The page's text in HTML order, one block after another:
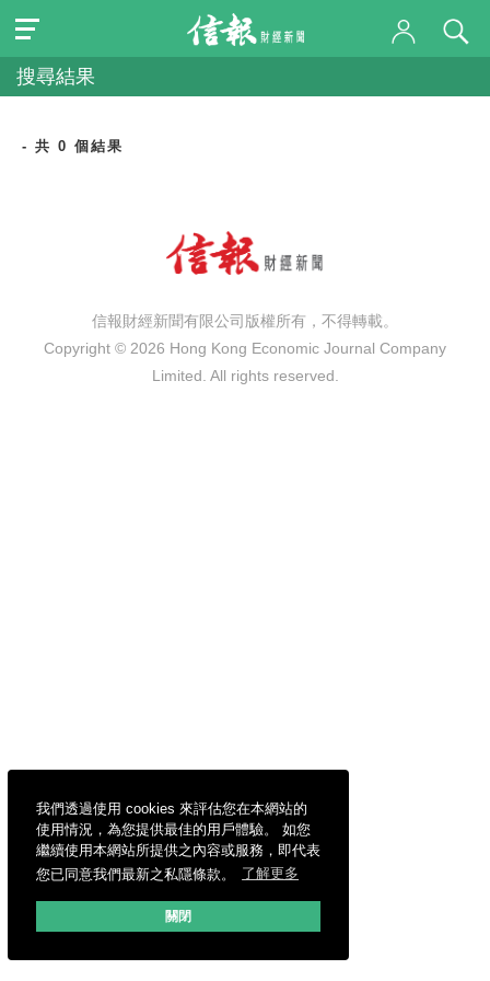
我們透過使用 cookies 來評估您在本網站的
使用情況，為您提供最佳的用戶體驗。 如您
繼續使用本網站所提供之內容或服務，即代表
您已同意我們最新之私隱條款。
了解更多
關閉
搜尋結果
- 共 0 個結果
信報財經新聞有限公司版權所有，不得轉載。
Copyright © 2026 Hong Kong Economic Journal Company
Limited. All rights reserved.